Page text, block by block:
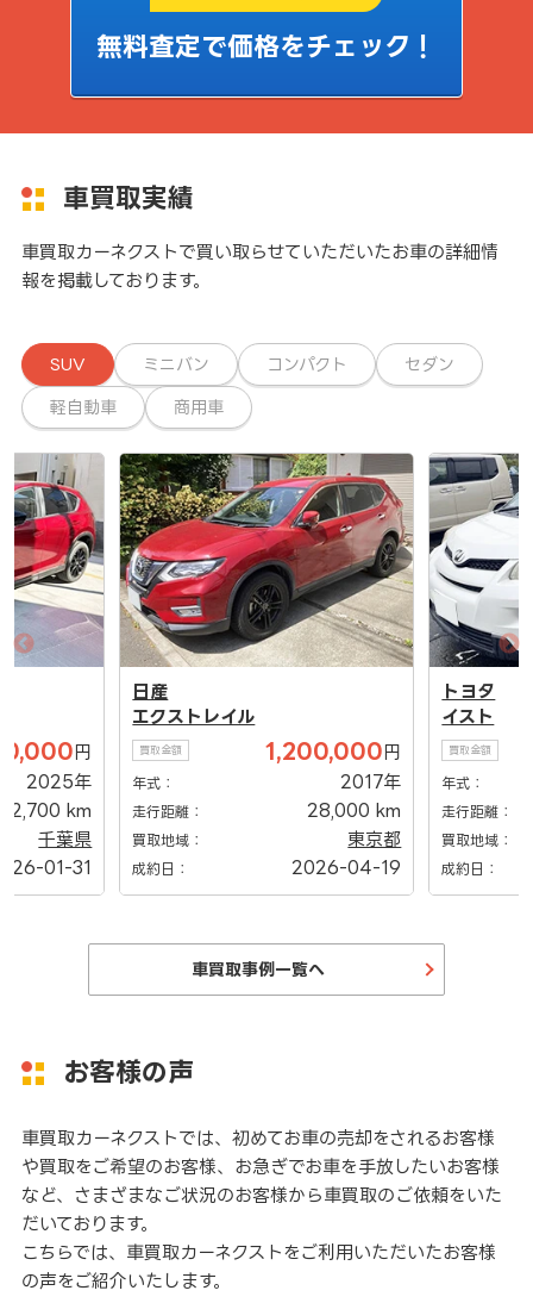
無料査定で価格をチェック！
車買取実績
車買取カーネクストで買い取らせていただいたお車の詳細情
報を掲載しております。
SUV ミニバン コンパクト セダン
軽自動車 商用車
円
2025年
2,700 km
千葉県
01-31
日産
エクストレイル
買取金額 1,200,000 円
年式： 2017年
走行距離： 28,000 km
買取地域： 東京都
成約日： 2026-04-19
トヨタ
イスト
買取金額
年式：
走行距離：
買取地域：
成約日：
車買取事例一覧へ
お客様の声
車買取カーネクストでは、初めてお車の売却をされるお客様
や買取をご希望のお客様、お急ぎでお車を手放したいお客様
など、さまざまなご状況のお客様から車買取のご依頼をいた
だいております。
こちらでは、車買取カーネクストをご利用いただいたお客様
の声をご紹介いたします。